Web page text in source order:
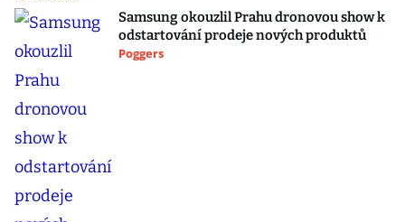
Samsung okouzlil Prahu dronovou show k
odstartování prodeje nových produktů
Poggers